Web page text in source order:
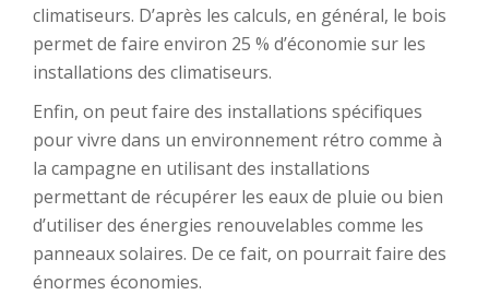
climatiseurs. D’après les calculs, en général, le bois
permet de faire environ 25 % d’économie sur les
installations des climatiseurs.
Enfin, on peut faire des installations spécifiques
pour vivre dans un environnement rétro comme à
la campagne en utilisant des installations
permettant de récupérer les eaux de pluie ou bien
d’utiliser des énergies renouvelables comme les
panneaux solaires. De ce fait, on pourrait faire des
énormes économies.